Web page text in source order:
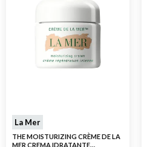
La Mer
THE MOISTURIZING CRÈME DE LA
MER CREMA IDRATANTE